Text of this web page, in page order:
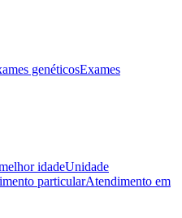
genéticosExames
idadeUnidade
particularAtendimento em